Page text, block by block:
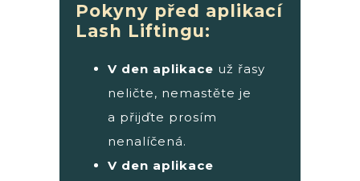
Pokyny před aplikací
Lash Liftingu:
V den aplikace už řasy
neličte, nemastěte je
a přijďte prosím
nenalíčená.
V den aplikace